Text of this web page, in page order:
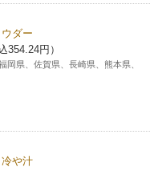
ウダー
354.24円）
岡県、佐賀県、長崎県、熊本県、
や汁